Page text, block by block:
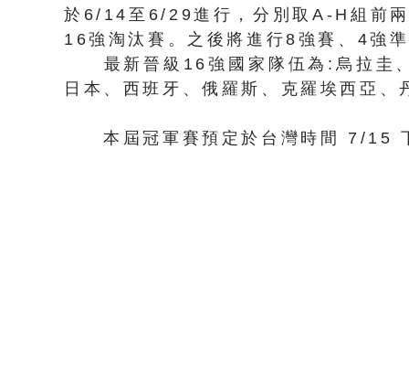
於6/14至6/29進行，分別取A-H組前
16強淘汰賽。之後將進行8強賽、4強
最新晉級16強國家隊伍為:烏拉圭、
日本、西班牙、俄羅斯、克羅埃西亞
本屆冠軍賽預定於台灣時間 7/15